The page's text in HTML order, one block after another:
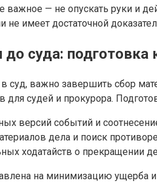
важное — не опускать руки и
не имеет достаточной
суда: подготовка
суд, важно завершить сбор
для судей и прокурора.
версий событий и
дела и поиск
ходатайств о прекращении
на минимизацию ущерба